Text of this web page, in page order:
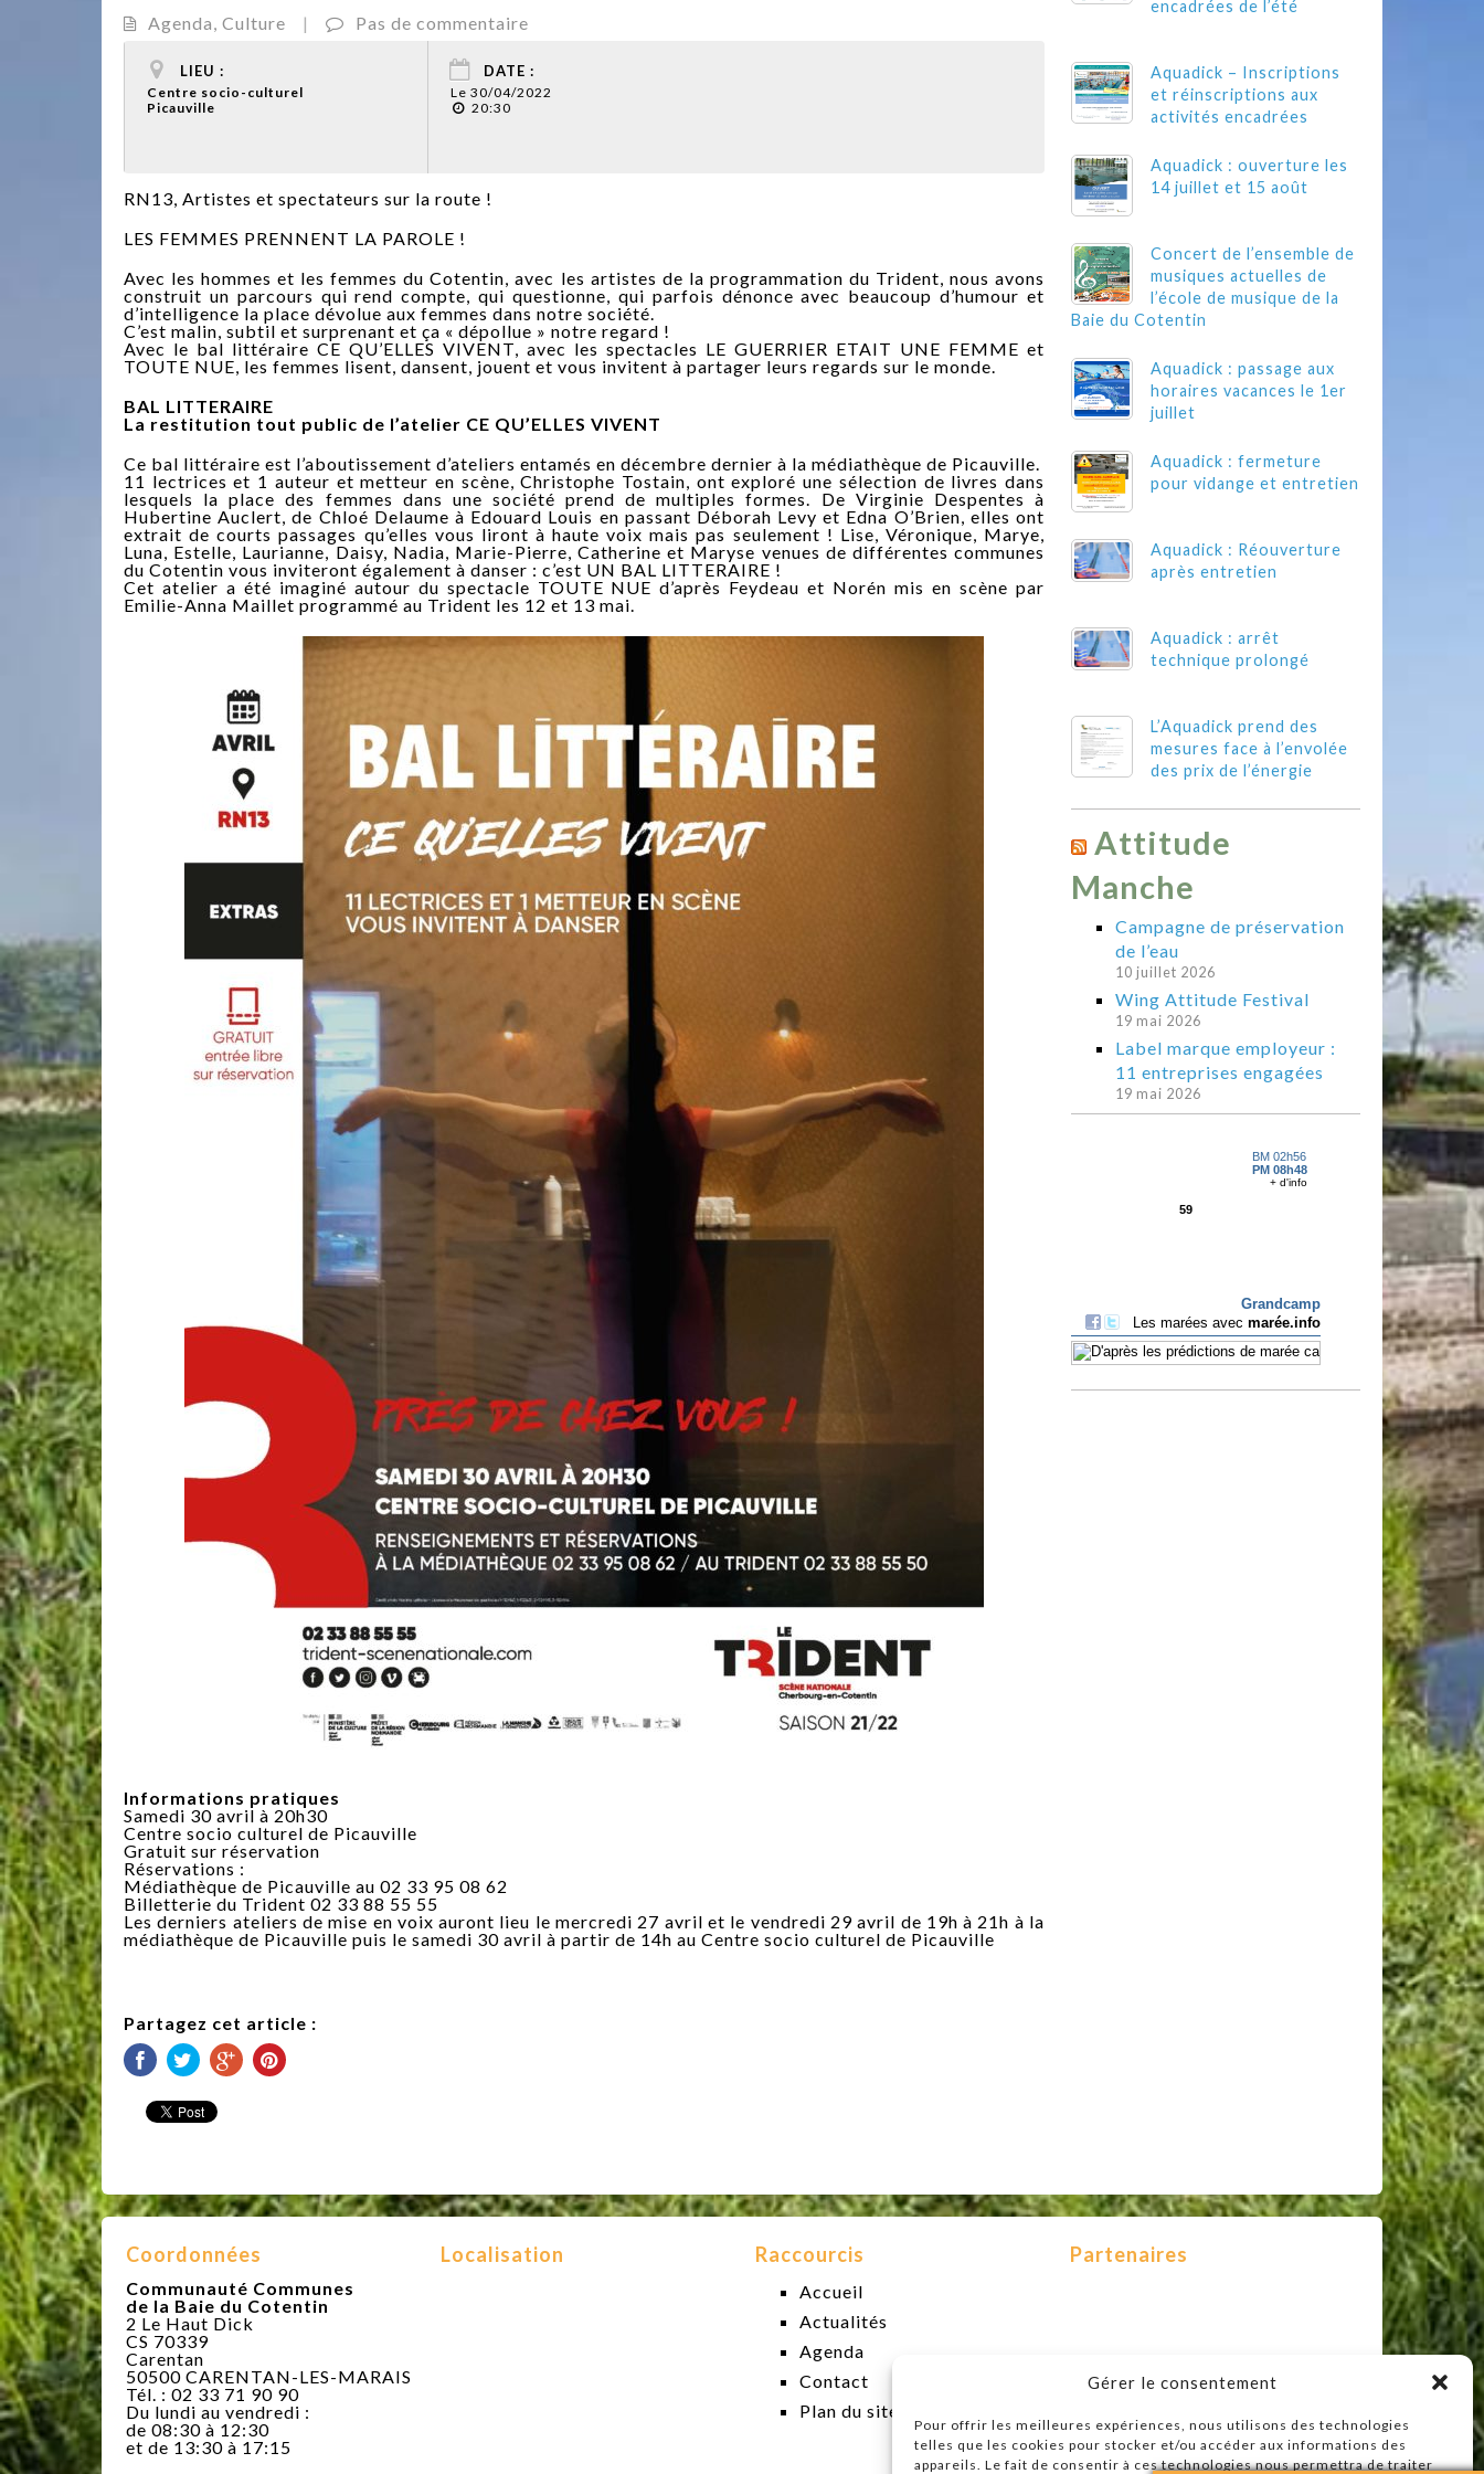
Gérer le consentement
Pour offrir les meilleures expériences, nous utilisons des technologies
telles que les cookies pour stocker et/ou accéder aux informations des
appareils. Le fait de consentir à ces technologies nous permettra de traiter
Agenda, Culture | Pas de commentaire
LIEU :
Centre socio-culturel
Picauville
DATE :
Le 30/04/2022
20:30
RN13, Artistes et spectateurs sur la route !
LES FEMMES PRENNENT LA PAROLE !
Avec les hommes et les femmes du Cotentin, avec les artistes de la programmation du Trident, nous avons
construit un parcours qui rend compte, qui questionne, qui parfois dénonce avec beaucoup d’humour et
d’intelligence la place dévolue aux femmes dans notre société.
C’est malin, subtil et surprenant et ça « dépollue » notre regard !
Avec le bal littéraire CE QU’ELLES VIVENT, avec les spectacles LE GUERRIER ETAIT UNE FEMME et
TOUTE NUE, les femmes lisent, dansent, jouent et vous invitent à partager leurs regards sur le monde.
BAL LITTERAIRE
La restitution tout public de l’atelier CE QU’ELLES VIVENT
Ce bal littéraire est l’aboutissement d’ateliers entamés en décembre dernier à la médiathèque de Picauville.
11 lectrices et 1 auteur et metteur en scène, Christophe Tostain, ont exploré une sélection de livres dans
lesquels la place des femmes dans une société prend de multiples formes. De Virginie Despentes à
Hubertine Auclert, de Chloé Delaume à Edouard Louis en passant Déborah Levy et Edna O’Brien, elles ont
extrait de courts passages qu’elles vous liront à haute voix mais pas seulement ! Lise, Véronique, Marye,
Luna, Estelle, Laurianne, Daisy, Nadia, Marie-Pierre, Catherine et Maryse venues de différentes communes
du Cotentin vous inviteront également à danser : c’est UN BAL LITTERAIRE !
Cet atelier a été imaginé autour du spectacle TOUTE NUE d’après Feydeau et Norén mis en scène par
Emilie-Anna Maillet programmé au Trident les 12 et 13 mai.
Informations pratiques
Samedi 30 avril à 20h30
Centre socio culturel de Picauville
Gratuit sur réservation
Réservations :
Médiathèque de Picauville au 02 33 95 08 62
Billetterie du Trident 02 33 88 55 55
Les derniers ateliers de mise en voix auront lieu le mercredi 27 avril et le vendredi 29 avril de 19h à 21h à la
médiathèque de Picauville puis le samedi 30 avril à partir de 14h au Centre socio culturel de Picauville
Partagez cet article :
encadrées de l’été
Aquadick – Inscriptions
et réinscriptions aux
activités encadrées
Aquadick : ouverture les
14 juillet et 15 août
Concert de l’ensemble de
musiques actuelles de
l’école de musique de la
Baie du Cotentin
Aquadick : passage aux
horaires vacances le 1er
juillet
Aquadick : fermeture
pour vidange et entretien
Aquadick : Réouverture
après entretien
Aquadick : arrêt
technique prolongé
L’Aquadick prend des
mesures face à l’envolée
des prix de l’énergie
Attitude
Manche
Campagne de préservation
de l’eau
10 juillet 2026
Wing Attitude Festival
19 mai 2026
Label marque employeur :
11 entreprises engagées
19 mai 2026
Coordonnées
Communauté Communes
de la Baie du Cotentin
2 Le Haut Dick
CS 70339
Carentan
50500 CARENTAN-LES-MARAIS
Tél. : 02 33 71 90 90
Du lundi au vendredi :
de 08:30 à 12:30
et de 13:30 à 17:15
Localisation Raccourcis
Accueil
Actualités
Agenda
Contact
Plan du site
Partenaires